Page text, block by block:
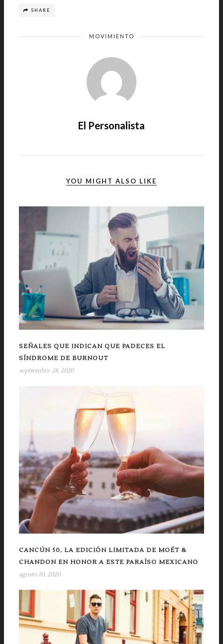
SHARE
MOVIMIENTO
El Personalista
YOU MIGHT ALSO LIKE
SEÑALES QUE INDICAN QUE PADECES EL
SÍNDROME DE BURNOUT
septiembre 28, 2020
CANCÚN 50, LA EDICIÓN LIMITADA DE MOËT &
CHANDON EN HONOR A ESTE PARAÍSO MEXICANO
agosto 10, 2020